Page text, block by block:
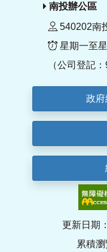
南投辦公區
540202南
星期一至
（公司登記
政
更新日期
累積